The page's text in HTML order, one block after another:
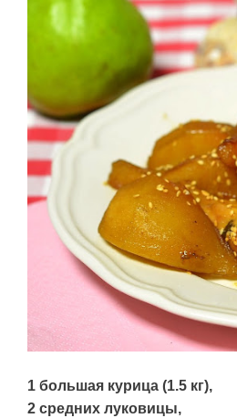
1 большая курица (1.5 кг),
2 средних луковицы,